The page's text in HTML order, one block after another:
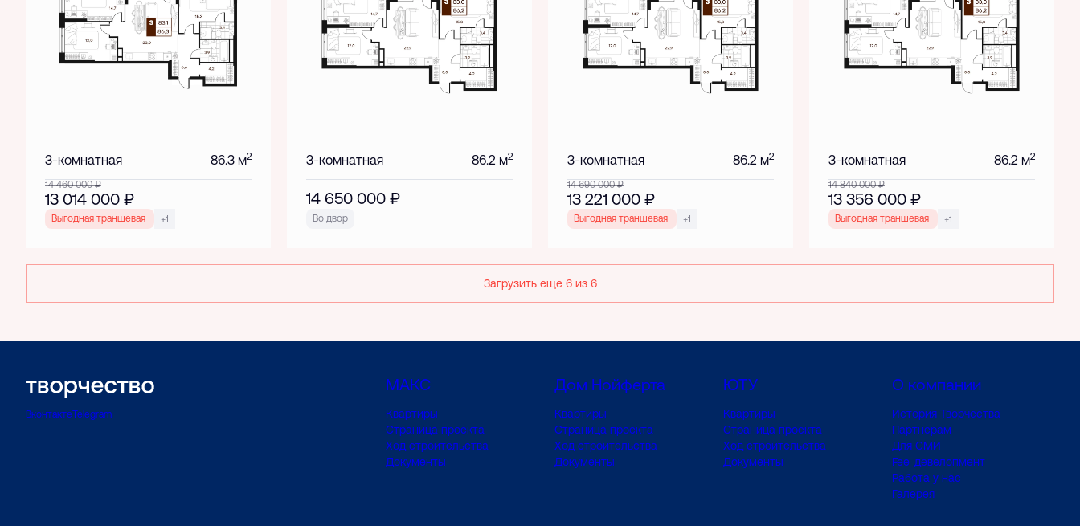
3-комнатная 86.3 м2
14 460 000₽
13 014 000 ₽
Выгодная траншевая ипотека!
+1
3-комнатная 86.2 м2
14 650 000 ₽
Во двор
3-комнатная 86.2 м2
14 690 000₽
13 221 000 ₽
Выгодная траншевая ипотека!
+1
3-комнатная 86.2 м2
14 840 000₽
13 356 000 ₽
Выгодная траншевая ипотека!
+1
Загрузить еще 6 из 6
ВконтактеTelegram
МАКС
Квартиры
Страница проекта
Ход строительства
Документы
Дом Нойферта
Квартиры
Страница проекта
Ход строительства
Документы
ЮТУ
Квартиры
Страница проекта
Ход строительства
Документы
О компании
История Творчества
Партнерам
Для СМИ
Fee-девелопмент
Работа у нас
Галерея